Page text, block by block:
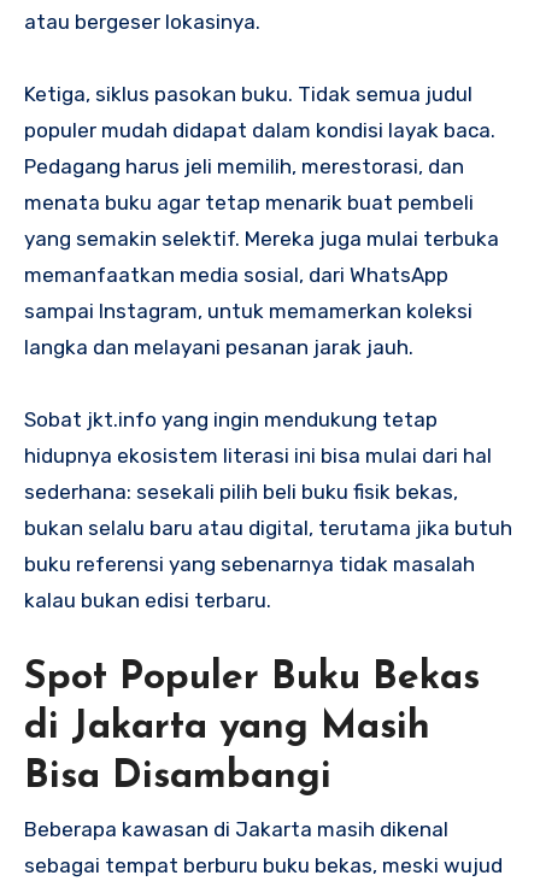
atau bergeser lokasinya.
Ketiga, siklus pasokan buku. Tidak semua judul
populer mudah didapat dalam kondisi layak baca.
Pedagang harus jeli memilih, merestorasi, dan
menata buku agar tetap menarik buat pembeli
yang semakin selektif. Mereka juga mulai terbuka
memanfaatkan media sosial, dari WhatsApp
sampai Instagram, untuk memamerkan koleksi
langka dan melayani pesanan jarak jauh.
Sobat jkt.info yang ingin mendukung tetap
hidupnya ekosistem literasi ini bisa mulai dari hal
sederhana: sesekali pilih beli buku fisik bekas,
bukan selalu baru atau digital, terutama jika butuh
buku referensi yang sebenarnya tidak masalah
kalau bukan edisi terbaru.
Spot Populer Buku Bekas
di Jakarta yang Masih
Bisa Disambangi
Beberapa kawasan di Jakarta masih dikenal
sebagai tempat berburu buku bekas, meski wujud